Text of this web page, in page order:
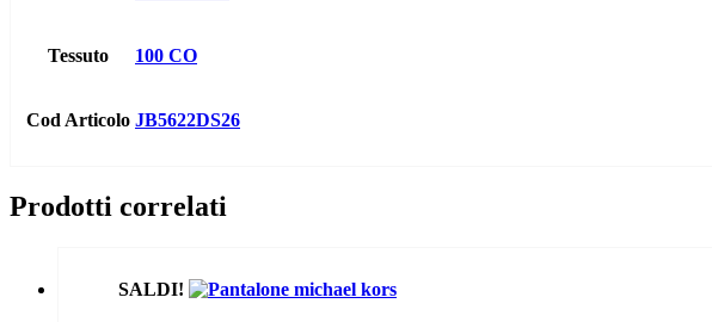
Tessuto 100 CO
Cod Articolo JB5622DS26
Prodotti correlati
SALDI!